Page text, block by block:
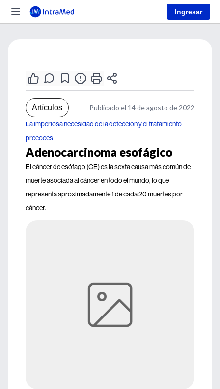
Ingresar
Artículos Publicado el 14 de agosto de 2022
La imperiosa necesidad de la detección y el tratamiento
precoces
Adenocarcinoma esofágico
El cáncer de esófago (CE) es la sexta causa más común de
muerte asociada al cáncer en todo el mundo, lo que
representa aproximadamente 1 de cada 20 muertes por
cáncer.